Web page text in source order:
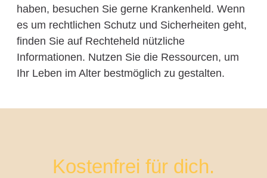
haben, besuchen Sie gerne Krankenheld. Wenn
es um rechtlichen Schutz und Sicherheiten geht,
finden Sie auf Rechteheld nützliche
Informationen. Nutzen Sie die Ressourcen, um
Ihr Leben im Alter bestmöglich zu gestalten.
Kostenfrei für dich.